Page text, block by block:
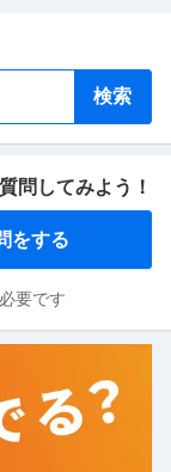
検索
質問してみよう！
をする
要です